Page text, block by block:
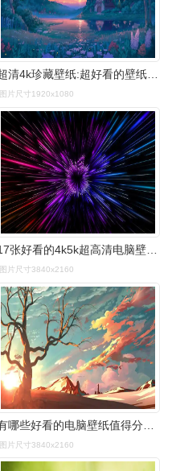
超清4k珍藏壁纸:超好看的壁纸,精挑细选的每日壁纸合集
图片尺寸1920x1080
图片尺寸3840x2160
图片尺寸3840x2160